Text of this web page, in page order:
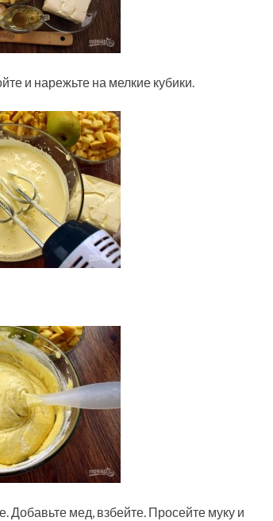
и нарежьте на мелкие кубики.
Добавьте мед, взбейте. Просейте муку и